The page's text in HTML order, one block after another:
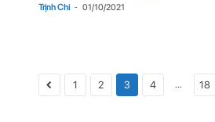
Trịnh Chi - 01/10/2021
1 2 3 4 ... 18